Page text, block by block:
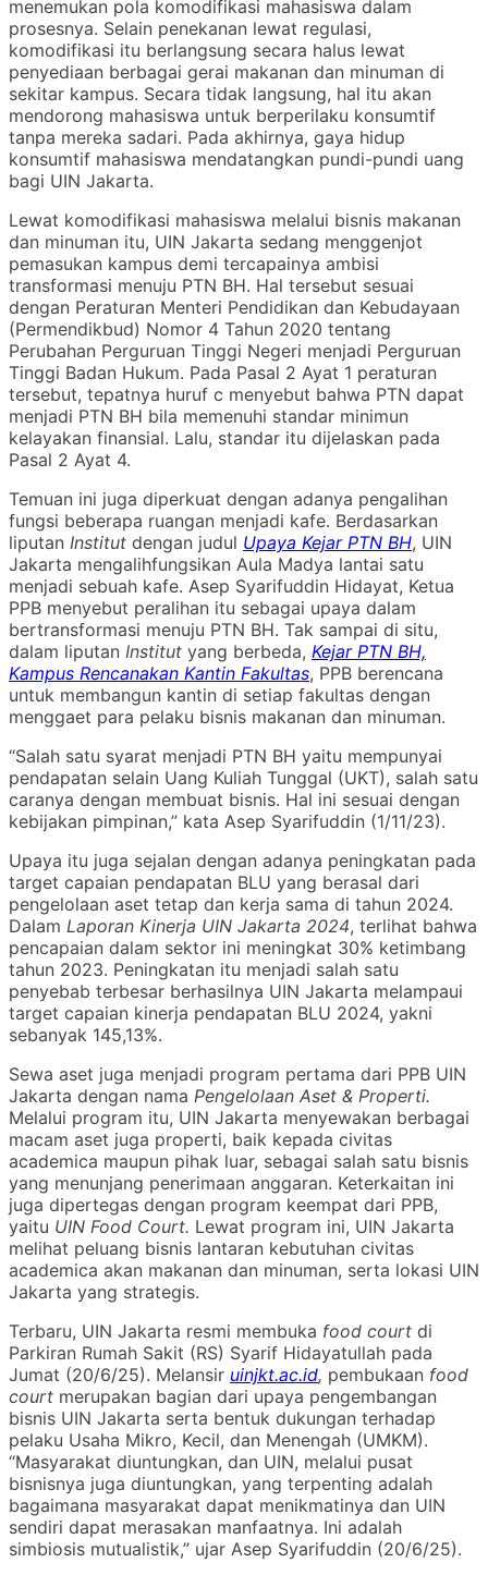
menemukan pola komodifikasi mahasiswa dalam
prosesnya. Selain penekanan lewat regulasi,
komodifikasi itu berlangsung secara halus lewat
penyediaan berbagai gerai makanan dan minuman di
sekitar kampus. Secara tidak langsung, hal itu akan
mendorong mahasiswa untuk berperilaku konsumtif
tanpa mereka sadari. Pada akhirnya, gaya hidup
konsumtif mahasiswa mendatangkan pundi-pundi uang
bagi UIN Jakarta.
Lewat komodifikasi mahasiswa melalui bisnis makanan
dan minuman itu, UIN Jakarta sedang menggenjot
pemasukan kampus demi tercapainya ambisi
transformasi menuju PTN BH. Hal tersebut sesuai
dengan Peraturan Menteri Pendidikan dan Kebudayaan
(Permendikbud) Nomor 4 Tahun 2020 tentang
Perubahan Perguruan Tinggi Negeri menjadi Perguruan
Tinggi Badan Hukum. Pada Pasal 2 Ayat 1 peraturan
tersebut, tepatnya huruf c menyebut bahwa PTN dapat
menjadi PTN BH bila memenuhi standar minimun
kelayakan finansial. Lalu, standar itu dijelaskan pada
Pasal 2 Ayat 4.
Temuan ini juga diperkuat dengan adanya pengalihan
fungsi beberapa ruangan menjadi kafe. Berdasarkan
liputan Institut dengan judul Upaya Kejar PTN BH, UIN
Jakarta mengalihfungsikan Aula Madya lantai satu
menjadi sebuah kafe. Asep Syarifuddin Hidayat, Ketua
PPB menyebut peralihan itu sebagai upaya dalam
bertransformasi menuju PTN BH. Tak sampai di situ,
dalam liputan Institut yang berbeda, Kejar PTN BH,
Kampus Rencanakan Kantin Fakultas, PPB berencana
untuk membangun kantin di setiap fakultas dengan
menggaet para pelaku bisnis makanan dan minuman.
“Salah satu syarat menjadi PTN BH yaitu mempunyai
pendapatan selain Uang Kuliah Tunggal (UKT), salah satu
caranya dengan membuat bisnis. Hal ini sesuai dengan
kebijakan pimpinan,” kata Asep Syarifuddin (1/11/23).
Upaya itu juga sejalan dengan adanya peningkatan pada
target capaian pendapatan BLU yang berasal dari
pengelolaan aset tetap dan kerja sama di tahun 2024.
Dalam Laporan Kinerja UIN Jakarta 2024, terlihat bahwa
pencapaian dalam sektor ini meningkat 30% ketimbang
tahun 2023. Peningkatan itu menjadi salah satu
penyebab terbesar berhasilnya UIN Jakarta melampaui
target capaian kinerja pendapatan BLU 2024, yakni
sebanyak 145,13%.
Sewa aset juga menjadi program pertama dari PPB UIN
Jakarta dengan nama Pengelolaan Aset & Properti.
Melalui program itu, UIN Jakarta menyewakan berbagai
macam aset juga properti, baik kepada civitas
academica maupun pihak luar, sebagai salah satu bisnis
yang menunjang penerimaan anggaran. Keterkaitan ini
juga dipertegas dengan program keempat dari PPB,
yaitu UIN Food Court. Lewat program ini, UIN Jakarta
melihat peluang bisnis lantaran kebutuhan civitas
academica akan makanan dan minuman, serta lokasi UIN
Jakarta yang strategis.
Terbaru, UIN Jakarta resmi membuka food court di
Parkiran Rumah Sakit (RS) Syarif Hidayatullah pada
Jumat (20/6/25). Melansir uinjkt.ac.id, pembukaan food
court merupakan bagian dari upaya pengembangan
bisnis UIN Jakarta serta bentuk dukungan terhadap
pelaku Usaha Mikro, Kecil, dan Menengah (UMKM).
“Masyarakat diuntungkan, dan UIN, melalui pusat
bisnisnya juga diuntungkan, yang terpenting adalah
bagaimana masyarakat dapat menikmatinya dan UIN
sendiri dapat merasakan manfaatnya. Ini adalah
simbiosis mutualistik,” ujar Asep Syarifuddin (20/6/25).